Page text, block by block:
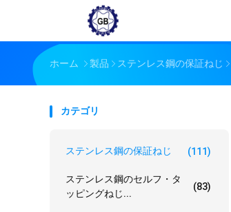
ホーム 製品 ステンレス鋼の保証ねじ
カテゴリ
ステンレス鋼の保証ねじ (111)
ステンレス鋼のセルフ・タ
ッピングねじ...
(83)